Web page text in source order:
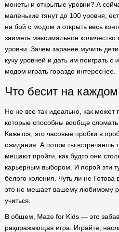
монеты и открытые уровни? А
маленькие тянут до 100 уровня,
на бой с модом и открыть весь
заиметь максимальное количество
уровни. Зачем заранее мучить
кучу уровней и дать им поиграть
модом играть гораздо интереснее.
Что бесит на
Но не все так идеально, как может
которые способны вообще сломать
Кажется, это часовые пробки в
ожидания. А потом ты встречаешь
мешают пройти, как будто они
карьерным выбором. И порой эти
белого коления. Чуть ли не
это не мешает вашему любимому
учиться.
В общем, Maze for Kids — это
раздражающая игра. Играйте,